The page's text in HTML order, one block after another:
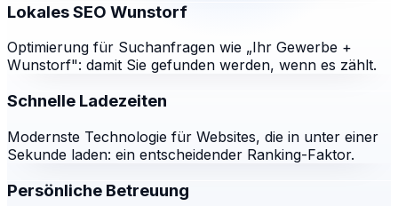
Lokales SEO Wunstorf
Optimierung für Suchanfragen wie „Ihr Gewerbe +
Wunstorf": damit Sie gefunden werden, wenn es zählt.
Schnelle Ladezeiten
Modernste Technologie für Websites, die in unter einer
Sekunde laden: ein entscheidender Ranking-Faktor.
Persönliche Betreuung